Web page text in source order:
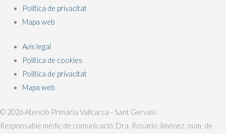
Política de privacitat
Mapa web
Avís legal
Política de cookies
Política de privacitat
Mapa web
© 2026 Atenció Primària Vallcarca - Sant Gervasi
Responsable mèdic de comunicació, Dra. Rosario Jiménez, núm. de